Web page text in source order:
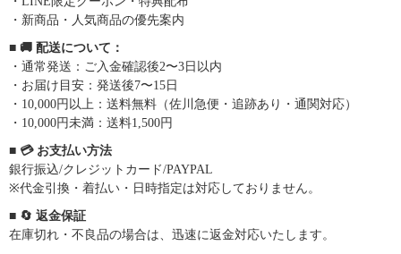
・新商品・人気商品の優先案内
■ 🚚 配送について：
・通常発送：ご入金確認後2〜3日以内
・お届け目安：発送後7〜15日
・10,000円以上：送料無料（佐川急便・追跡あり・通関対応）
・10,000円未満：送料1,500円
■ 💳 お支払い方法
銀行振込/クレジットカード/PAYPAL
※代金引換・着払い・日時指定は対応しておりません。
■ 🔄 返金保証
在庫切れ・不良品の場合は、迅速に返金対応いたします。